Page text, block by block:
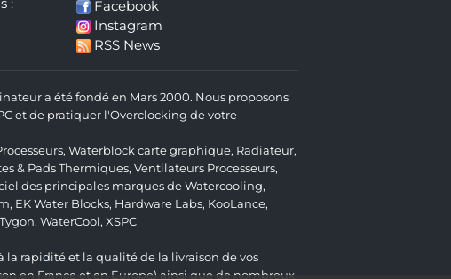
:
Facebook
Instagram
RSS News
a été fondé en Mars 2000. Nous proposons
et de pratiquer l'Overclocking de votre
, Waterblock carte graphique, Radiateur,
& Pads Thermiques, Ventilateurs Processeurs,
des principales marques de Watercooling,
, EK Water Blocks, Hardware Labs, KooLance,
Tygon, WaterCool, XSPC
rapidité et la qualité de la livraison de vos
en France et en Europe) ainsi que de nombreux